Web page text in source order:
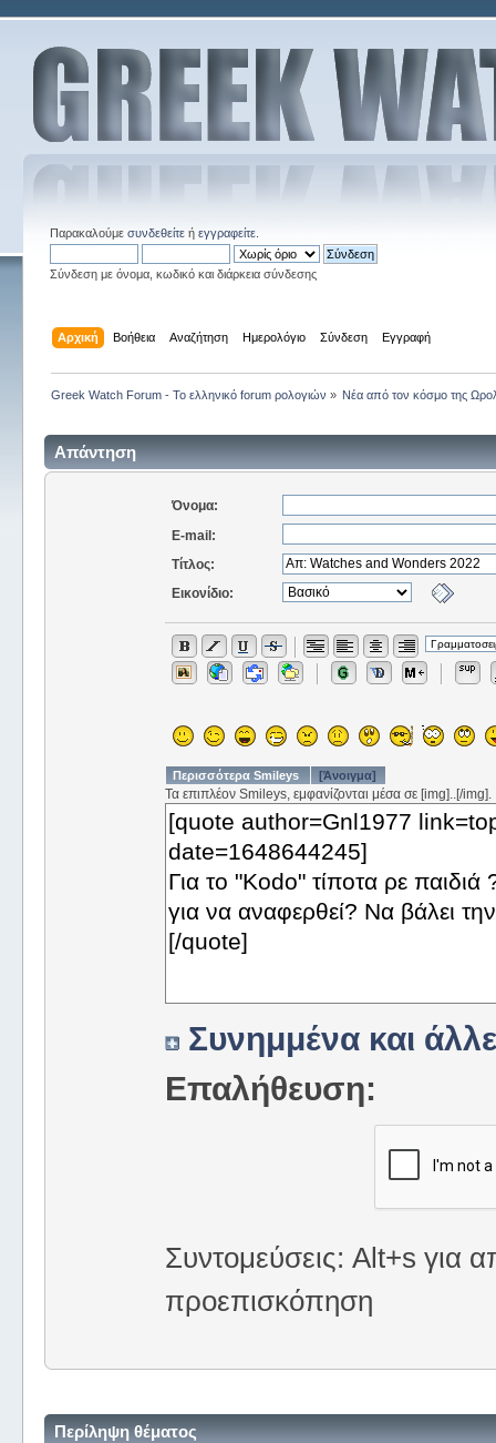
Παρακαλούμε συνδεθείτεή εγγραφείτε.
Σύνδεση με όνομα, κωδικό και διάρκεια σύνδεσης
Αρχική Βοήθεια Αναζήτηση Ημερολόγιο Σύνδεση Εγγραφή
Greek Watch Forum - Το ελληνικό forum ρολογιών » Νέα από τον κόσμο της
Απάντηση
Όνομα:
E-mail:
Τίτλος:
Εικονίδιο:
Περισσότερα Smileys [Άνοιγμα]
Τα επιπλέον Smileys, εμφανίζονται μέσα σε [img]..[/img].
Συνημμένα και
Επαλήθευση:
Συντομεύσεις: Alt+s για
προεπισκόπηση
Περίληψη θέματος